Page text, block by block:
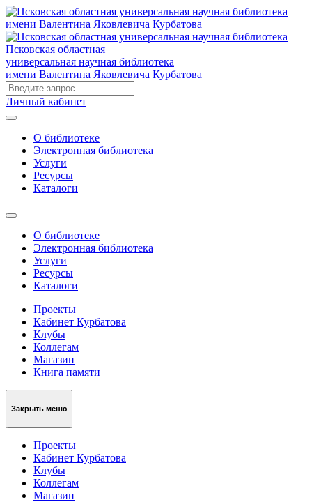
Псковская областная
универсальная научная библиотека
имени Валентина Яковлевича Курбатова
Личный кабинет
О библиотеке
Электронная библиотека
Услуги
Ресурсы
Каталоги
О библиотеке
Электронная библиотека
Услуги
Ресурсы
Каталоги
Проекты
Кабинет Курбатова
Клубы
Коллегам
Магазин
Книга памяти
Закрыть меню
Проекты
Кабинет Курбатова
Клубы
Коллегам
Магазин